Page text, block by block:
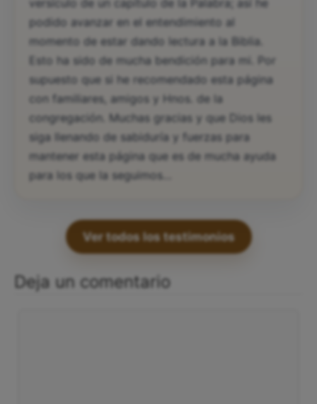
versículo de un capítulo de la Palabra; así he
podido avanzar en el entendimiento al
momento de estar dando lectura a la Biblia.
Esto ha sido de mucha bendición para mi. Por
supuesto que si he recomendado esta página
con familiares, amigos y Hnos. de la
congregación. Muchas gracias y que Dios les
siga llenando de sabiduría y fuerzas para
mantener esta página que es de mucha ayuda
para los que la seguimos…
Ver todos los testimonios
Deja un comentario